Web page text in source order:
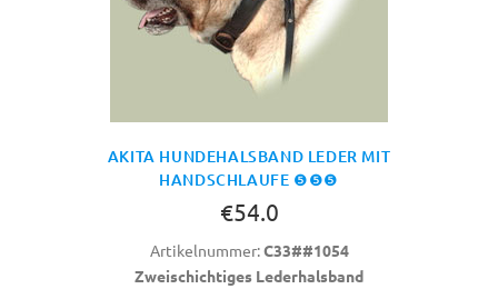
AKITA HUNDEHALSBAND LEDER MIT
HANDSCHLAUFE ❺❺❺
€54.0
Artikelnummer:C33##1054
Zweischichtiges Lederhalsband